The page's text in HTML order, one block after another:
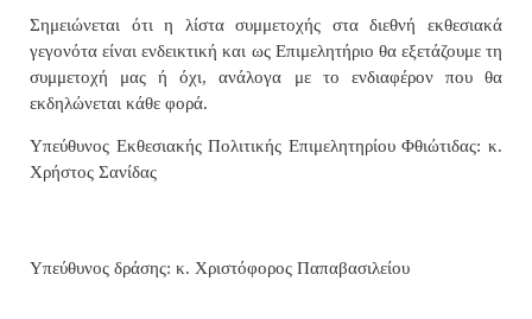
Σημειώνεται ότι η λίστα συμμετοχής στα διεθνή εκθεσιακά
γεγονότα είναι ενδεικτική και ως Επιμελητήριο θα εξετάζουμε τη
συμμετοχή μας ή όχι, ανάλογα με το ενδιαφέρον που θα
εκδηλώνεται κάθε φορά.
Υπεύθυνος Εκθεσιακής Πολιτικής Επιμελητηρίου Φθιώτιδας: κ.
Χρήστος Σανίδας
Υπεύθυνος δράσης: κ. Χριστόφορος Παπαβασιλείου